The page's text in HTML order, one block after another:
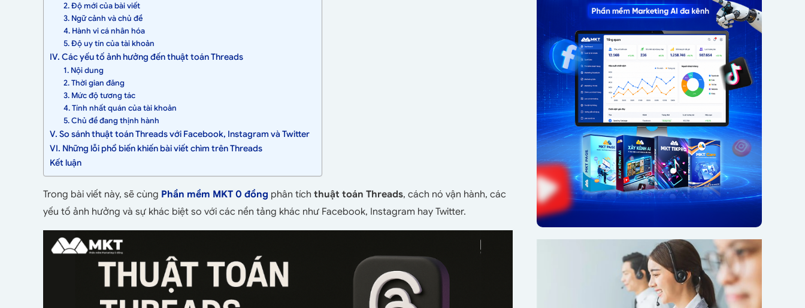
2. Độ mới của bài viết
3. Ngữ cảnh và chủ đề
4. Hành vi cá nhân hóa
5. Độ uy tín của tài khoản
IV. Các yếu tố ảnh hưởng đến thuật toán Threads
1. Nội dung
2. Thời gian đăng
3. Mức độ tương tác
4. Tính nhất quán của tài khoản
5. Chủ đề đang thịnh hành
V. So sánh thuật toán Threads với Facebook, Instagram và Twitter
VI. Những lỗi phổ biến khiến bài viết chìm trên Threads
Kết luận
Trong bài viết này, sẽ cùng Phần mềm MKT 0 đồng phân tích thuật toán Threads, cách nó vận hành, các
yếu tố ảnh hưởng và sự khác biệt so với các nền tảng khác như Facebook, Instagram hay Twitter.